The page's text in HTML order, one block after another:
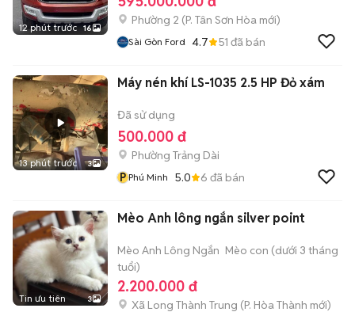
12 phút trước 16
Phường 2 (P. Tân Sơn Hòa mới)
Sài Gòn Ford 4.7 51 đã bán
13 phút trước 3
Máy nén khí LS-1035 2.5 HP Đỏ xám
Đã sử dụng
500.000 đ
Phường Trảng Dài
P Phú Minh 5.0 6 đã bán
Tin ưu tiên 3
Mèo Anh lông ngắn silver point
Mèo Anh Lông Ngắn Mèo con (dưới 3 tháng
tuổi)
2.200.000 đ
Xã Long Thành Trung (P. Hòa Thành mới)